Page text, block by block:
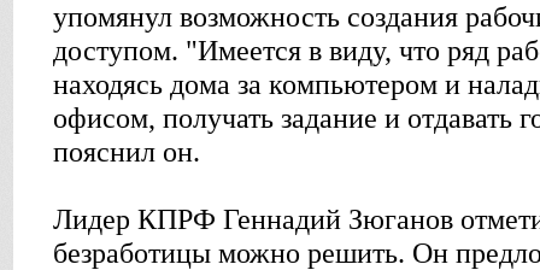
упомянул возможность создания
доступом. "Имеется в виду, что ряд
находясь дома за компьютером и
офисом, получать задание и отдавать
пояснил он.
Лидер КПРФ Геннадий Зюганов
безработицы можно решить. Он